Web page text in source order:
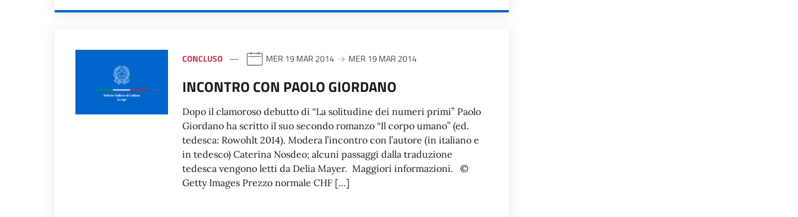
CONCLUSO MER 19 MAR 2014 MER 19 MAR 2014
INCONTRO CON PAOLO GIORDANO
Dopo il clamoroso debutto di “La solitudine dei numeri primi” Paolo
Giordano ha scritto il suo secondo romanzo “Il corpo umano” (ed.
tedesca: Rowohlt 2014). Modera l’incontro con l’autore (in italiano e
in tedesco) Caterina Nosdeo; alcuni passaggi dalla traduzione
tedesca vengono letti da Delia Mayer. Maggiori informazioni. ©
Getty Images Prezzo normale CHF […]